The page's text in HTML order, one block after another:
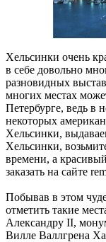
Хельсинки очень
в себе довольно
разновидных
многих местах
Петербурге, ведь в
некоторых
Хельсинки,
Хельсинки,
времени, а
заказать на сайте
Побывав в этом
отметить такие
Александру II,
Вилле Валлгрена